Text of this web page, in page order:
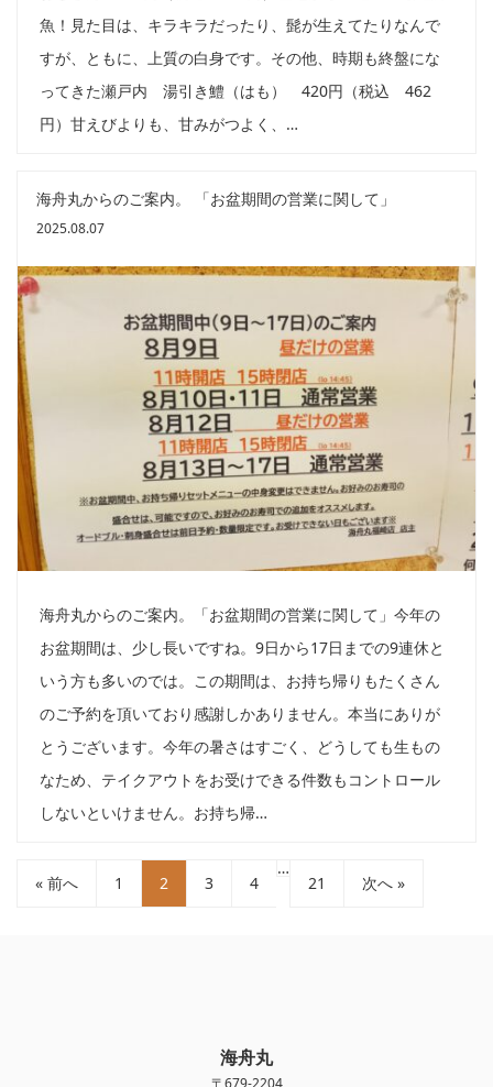
魚！見た目は、キラキラだったり、髭が生えてたりなんで
すが、ともに、上質の白身です。その他、時期も終盤にな
ってきた瀬戸内 湯引き鱧（はも） 420円（税込 462
円）甘えびよりも、甘みがつよく、…
海舟丸からのご案内。 「お盆期間の営業に関して」
2025.08.07
海舟丸からのご案内。「お盆期間の営業に関して」今年の
お盆期間は、少し長いですね。9日から17日までの9連休と
いう方も多いのでは。この期間は、お持ち帰りもたくさん
のご予約を頂いており感謝しかありません。本当にありが
とうございます。今年の暑さはすごく、どうしても生もの
なため、テイクアウトをお受けできる件数もコントロール
しないといけません。お持ち帰…
« 前へ 1 2 3 4
…
21 次へ »
海舟丸